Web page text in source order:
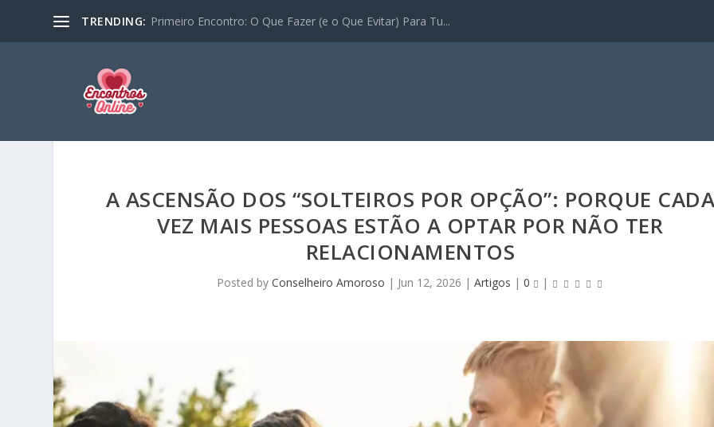
TRENDING: Primeiro Encontro: O Que Fazer (e o Que Evitar) Para Tu...
A ASCENSÃO DOS “SOLTEIROS POR OPÇÃO”: PORQUE
VEZ MAIS PESSOAS ESTÃO A OPTAR POR NÃO TER
RELACIONAMENTOS
Posted by Conselheiro Amoroso | Jun 12, 2026 | Artigos | 0 |